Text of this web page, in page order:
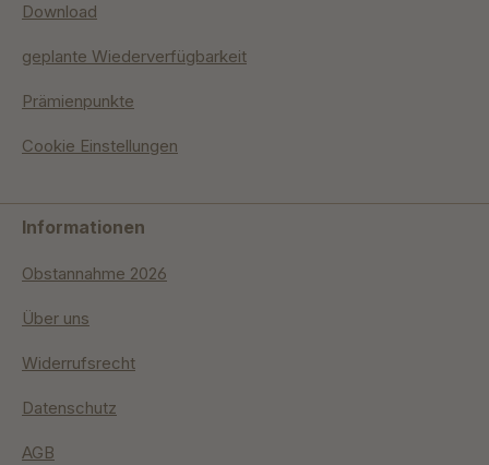
Download
geplante Wiederverfügbarkeit
Prämienpunkte
Cookie Einstellungen
Informationen
Obstannahme 2026
Über uns
Widerrufsrecht
Datenschutz
AGB